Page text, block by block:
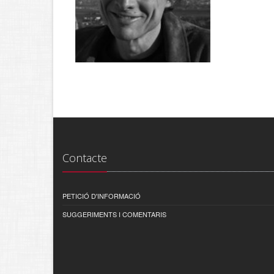
Contacte
PETICIÓ D'INFORMACIÓ
SUGGERIMENTS I COMENTARIS